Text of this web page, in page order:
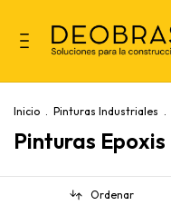
Inicio . Pinturas Industriales .
Pinturas Epoxis
Ordenar